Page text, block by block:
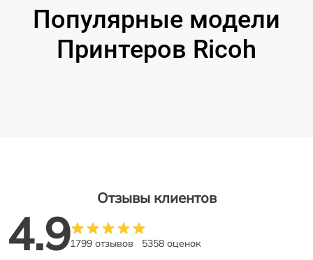
Популярные модели
Принтеров Ricoh
Отзывы клиентов
4.91799 отзывов 5358 оценок